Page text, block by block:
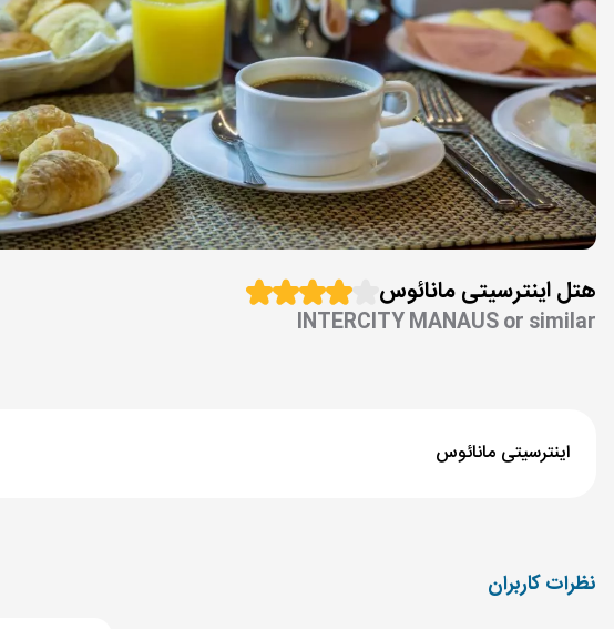
هتل اینترسیتی مانائوس
INTERCITY MANAUS or similar
اینترسیتی مانائوس
نظرات کاربران